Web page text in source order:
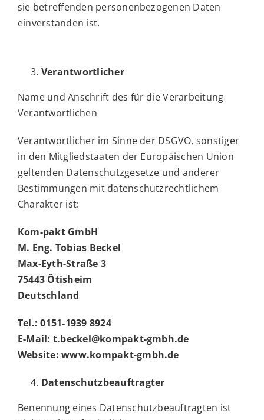
sie betreffenden personenbezogenen Daten
einverstanden ist.
Verantwortlicher
Name und Anschrift des für die Verarbeitung
Verantwortlichen
Verantwortlicher im Sinne der DSGVO, sonstiger
in den Mitgliedstaaten der Europäischen Union
geltenden Datenschutzgesetze und anderer
Bestimmungen mit datenschutzrechtlichem
Charakter ist:
Kom-pakt GmbH
M. Eng. Tobias Beckel
Max-Eyth-Straße 3
75443 Ötisheim
Deutschland
Tel.: 0151-1939 8924
E-Mail: t.beckel@kompakt-gmbh.de
Website: www.kompakt-gmbh.de
Datenschutzbeauftragter
Benennung eines Datenschutzbeauftragten ist